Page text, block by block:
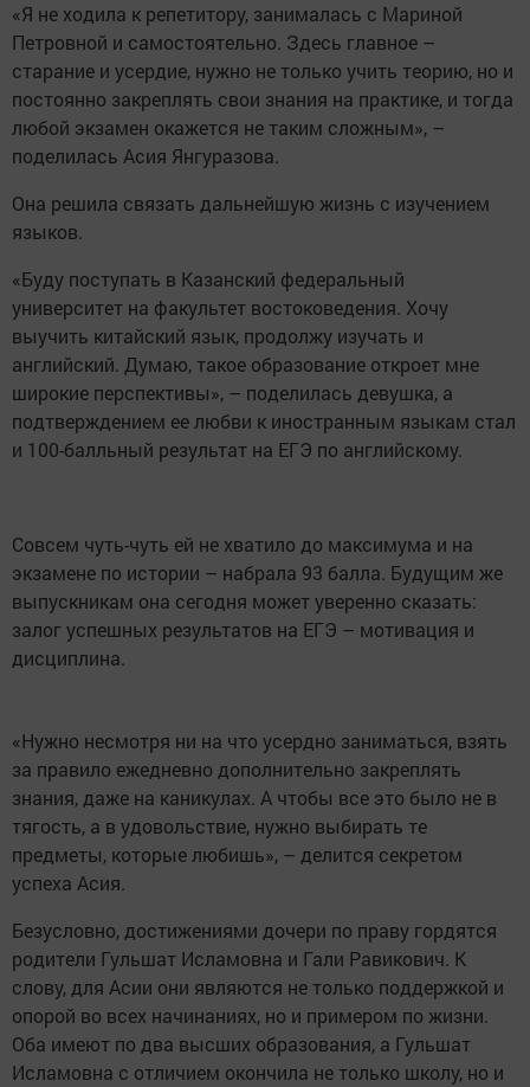
«Я не ходила к репетитору, занималась с Мариной
Петровной и самостоятельно. Здесь главное –
старание и усердие, нужно не только учить теорию, но и
постоянно закреплять свои знания на практике, и тогда
любой экзамен окажется не таким сложным», –
поделилась Асия Янгуразова.
Она решила связать дальнейшую жизнь с изучением
языков.
«Буду поступать в Казанский федеральный
университет на факультет востоковедения. Хочу
выучить китайский язык, продолжу изучать и
английский. Думаю, такое образование откроет мне
широкие перспективы», – поделилась девушка, а
подтверждением ее любви к иностранным языкам стал
и 100-балльный результат на ЕГЭ по английскому.
Совсем чуть-чуть ей не хватило до максимума и на
экзамене по истории – набрала 93 балла. Будущим же
выпускникам она сегодня может уверенно сказать:
залог успешных результатов на ЕГЭ – мотивация и
дисциплина.
«Нужно несмотря ни на что усердно заниматься, взять
за правило ежедневно дополнительно закреплять
знания, даже на каникулах. А чтобы все это было не в
тягость, а в удовольствие, нужно выбирать те
предметы, которые любишь», – делится секретом
успеха Асия.
Безусловно, достижениями дочери по праву гордятся
родители Гульшат Исламовна и Гали Равикович. К
слову, для Асии они являются не только поддержкой и
опорой во всех начинаниях, но и примером по жизни.
Оба имеют по два высших образования, а Гульшат
Исламовна с отличием окончила не только школу, но и